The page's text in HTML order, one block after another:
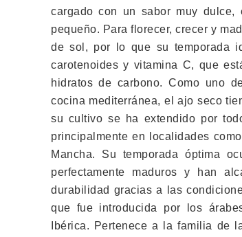
cargado con un sabor muy dulce,
pequeño. Para florecer, crecer y
de sol, por lo que su temporada
carotenoides y vitamina C, que
hidratos de carbono. Como uno
cocina mediterránea, el ajo seco
su cultivo se ha extendido por
principalmente en localidades
Mancha. Su temporada óptima
perfectamente maduros y han
durabilidad gracias a las
que fue introducida por los
Ibérica. Pertenece a la familia de